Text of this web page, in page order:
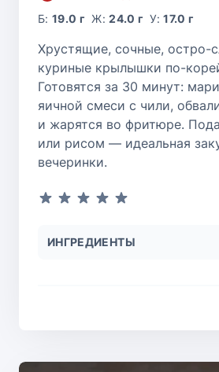
Б:19.0 г Ж:24.0 г У:17.0 г
Хрустящие, сочные, остро-
куриные крылышки по-
Готовятся за 30 минут:
яичной смеси с чили,
и жарятся во фритюре.
или рисом — идеальная
вечеринки.
ИНГРЕДИЕНТЫ